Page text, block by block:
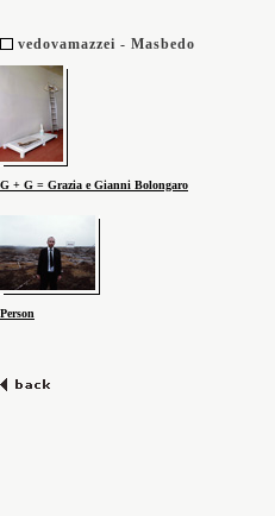
vedovamazzei - Masbedo
G + G = Grazia e Gianni Bolongaro
Person